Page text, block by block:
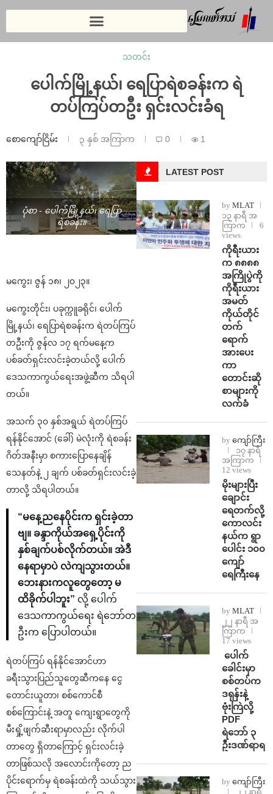
သတင်း
ပေါက်မြို့နယ်၊ ရေပြာရဲစခန်းက ရဲ
တပ်ကြပ်တဦး ရှင်းလင်းခံရ
စောကျော်ငြိမ်း ၃ နှစ် အကြာက 0 1
ပုံစာ - ပေါက်မြို့နယ်၊ ရေပြာ
ရဲစခန်း။
မကွေး၊ ဇွန် ၁၈၊ ၂၀၂၃။
မကွေးတိုင်း၊ ပခုက္ကူခရိုင်၊ ပေါက်
မြို့နယ်၊ ရေပြာရဲစခန်းက ရဲတပ်ကြပ်
တဦးကို ဇွန်လ ၁၇ ရက်မနေ့က
ပစ်ခတ်ရှင်းလင်းခဲ့တယ်လို့ ပေါက်
ဒေသကာကွယ်ရေးအဖွဲ့ဆီက သိရပါ
တယ်။
အသက် ၃၀ နှစ်အရွယ် ရဲတပ်ကြပ်
ရန်နိုင်အောင် (ခေါ်) မဲလုံးကို ရဲစခန်း
ဂိတ်အနီးမှာ စကားပြောနေချိန်
သေနတ်နဲ့ ၂ ချက် ပစ်ခတ်ရှင်းလင်းခဲ့
တာလို့ သိရပါတယ်။
“မနေ့ညနေပိုင်းက ရှင်းခဲ့တာ
ဗျ။ ခန္ဒာကိုယ်အရှေ့ပိုင်းကို
နှစ်ချက်ပစ်လိုက်တယ်။ အဲဒီ
နေရာမှာပဲ လဲကျသွားတယ်။
ဘေးနားကလူတွေတော့ မ
ထိခိုက်ပါဘူး” လို့ ပေါက်
ဒေသကာကွယ်ရေး ရဲဘော်တ
ဦးက ပြောပါတယ်။
ရဲတပ်ကြပ် ရန်နိုင်အောင်ဟာ
ခရီးသွားပြည်သူတွေဆီကနေ ငွေ
တောင်းယူတာ၊ စစ်ကောင်စီ
စစ်ကြောင်းနဲ့ အတူ ကျေးရွာတွေကို
မီးရှို့ဖျက်ဆီးရာမှာလည်း လိုက်ပါ
တာတွေ ရှိတာကြောင့် ရှင်းလင်းခဲ့
တာဖြစ်သလို အလောင်းကိုတော့ ည
ပိုင်းရောက်မှ ရဲစခန်းထဲကို သယ်သွား
LATEST POST
by MLAT
၁၃ နာရီ အ
ကြာက
6
views
ကိုရီးယား
က ၈၈၈၈
အကြိုပွဲကို
ကိုရီးယား
အမတ်
ကိုယ်တိုင်
တက်
ရောက်
အားပေး
ကာ
တောင်းဆို
စာများကို
လက်ခံ
by ကျော်ကြီး
၁၇ နာရီ
အကြာက
12 views
⁨မိုးများပြီး
ချောင်း
ရေတက်လို့
ကောလင်း
နယ်က ရွာ
ပေါင်း ၁၀၀
ကျော်
ရေကြီးနေ
by MLAT
၂၂ နာရီ အ
ကြာက
17 views
⁩ ⁨ပေါက်
ခေါင်းမှာ
စစ်တပ်က
ဒရုန်းနဲ့
ဗုံးကြဲလို့
PDF
ရဲဘော် ၃
ဦးဒဏ်ရာရ
by ကျော်ကြီး
၂၂ နာရီ